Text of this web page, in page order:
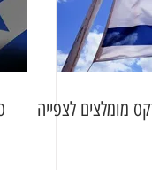
מומלצים לצפייה